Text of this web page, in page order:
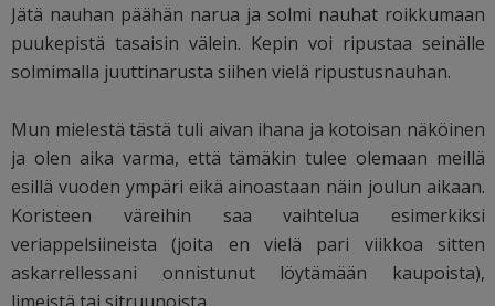
Jätä nauhan päähän narua ja solmi nauhat roikkumaan
puukepistä tasaisin välein. Kepin voi ripustaa seinälle
solmimalla juuttinarusta siihen vielä ripustusnauhan.
Mun mielestä tästä tuli aivan ihana ja kotoisan näköinen
ja olen aika varma, että tämäkin tulee olemaan meillä
esillä vuoden ympäri eikä ainoastaan näin joulun aikaan.
Koristeen väreihin saa vaihtelua esimerkiksi
veriappelsiineista (joita en vielä pari viikkoa sitten
askarrellessani onnistunut löytämään kaupoista),